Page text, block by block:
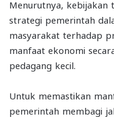
Menurutnya, kebijakan
strategi pemerintah
masyarakat terhadap
manfaat ekonomi
pedagang kecil.
Untuk memastikan
pemerintah membagi